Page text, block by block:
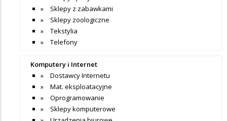
Sklepy z zabawkami
Sklepy zoologiczne
Tekstylia
Telefony
Komputery i Internet
Dostawcy Internetu
Mat. eksploatacyjne
Oprogramowanie
Sklepy komputerowe